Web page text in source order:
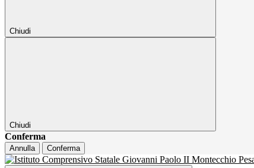
Chiudi
Chiudi
Conferma
Annulla Conferma